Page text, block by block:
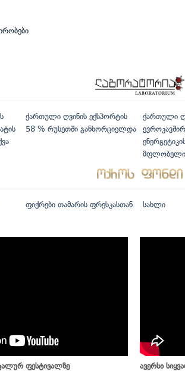
ქართული ღვინის ექსპორტის
58 % რუსეთში განხორციელდა
ქართული
მფლობელი
ფიქრები თამარის ფრესკასთან სახლი
ფესტივალზე ავერსი